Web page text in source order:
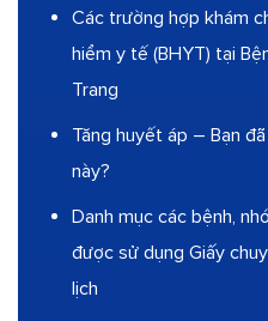
Các trường hợp khám
hiểm y tế (BHYT) tại
Trang
Tăng huyết áp – Bạn
này?
Danh mục các bệnh,
được sử dụng Giấy
lịch